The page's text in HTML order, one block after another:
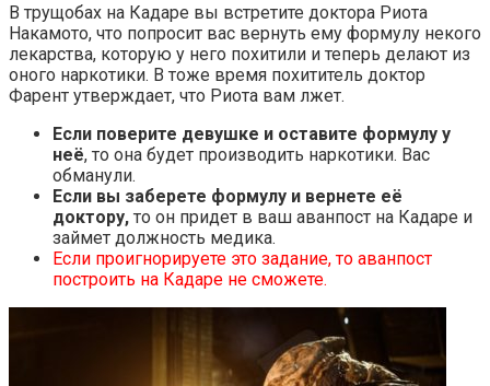
В трущобах на Кадаре вы встретите доктора Риота
Накамото, что попросит вас вернуть ему формулу некого
лекарства, которую у него похитили и теперь делают из
оного наркотики. В тоже время похититель доктор
Фарент утверждает, что Риота вам лжет.
Если поверите девушке и оставите формулу у
неё, то она будет производить наркотики. Вас
обманули.
Если вы заберете формулу и вернете её
доктору, то он придет в ваш аванпост на Кадаре и
займет должность медика.
Если проигнорируете это задание, то аванпост
построить на Кадаре не сможете.